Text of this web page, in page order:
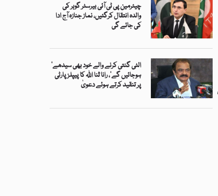
چیئرمین پی ٹی آئی بیرسٹر گوہر کی
والدہ انتقال کرگئیں، نماز جنازہ آج ادا
کی جائے گی
’الٹی گنتی کرنے والے خود بھی سیدھے
ہوجائیں گے‘، رانا ثنا اللہ کا پیپلز پارٹی
پر تنقید کرتے ہوئے دعویٰ